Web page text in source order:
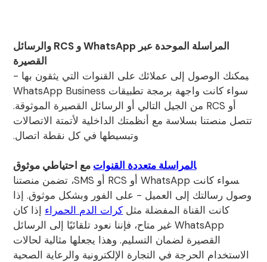
المراسلة الموحدة عبر WhatsApp و RCS والرسائل
القصيرة
يمكنك الوصول إلى عملائك على القنوات التي يثقون بها -
سواء كانت واجهة برمجة تطبيقات WhatsApp Business
أو RCS من الجيل التالي أو الرسائل القصيرة الموثوقة.
تتصل منصتنا بسلاسة مع أنظمتك الداخلية لأتمتة الاتصالات
وتبسيطها في كل نقطة اتصال.
المراسلة متعددة القنوات مع احتياطي موثوق
سواء كانت WhatsApp أو RCS أو SMS، تضمن منصتنا
وصول رسالتك إلى العميل - على الفور وبشكل موثوق. إذا
كانت القناة المفضلة مثل كرات الدم الحمراء إذا كان
WhatsApp غير متاح، فإننا نعود تلقائيًا إلى الرسائل
القصيرة لضمان التسليم. وهذا يجعلها مثالية لحالات
الاستخدام الحرجة في التجارة الإلكترونية والرعاية الصحية